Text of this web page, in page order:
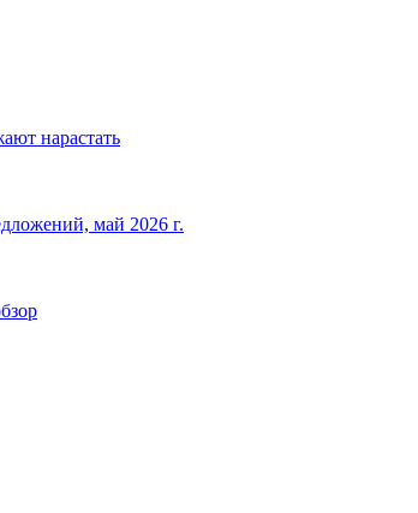
нарастать
май 2026 г.